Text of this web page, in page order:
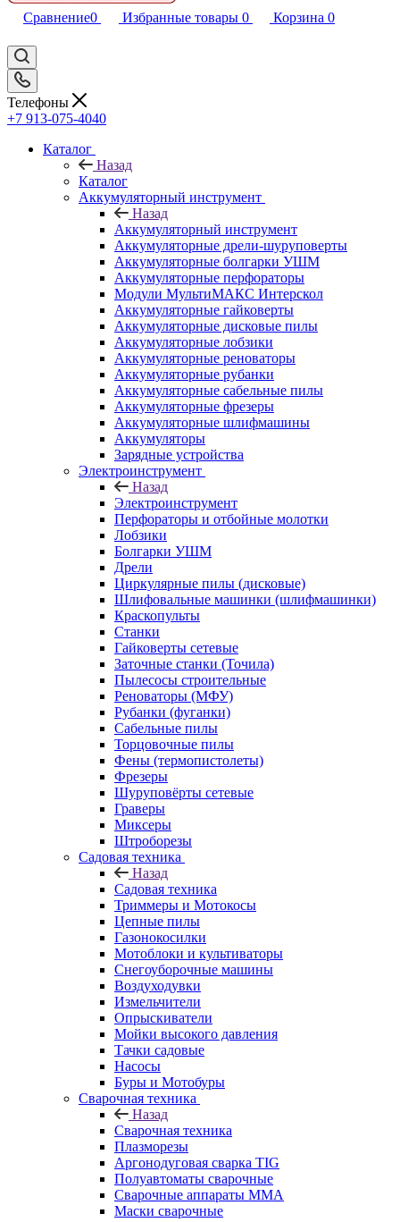
Сравнение0 Избранные товары 0 Корзина 0
Телефоны
+7 913-075-4040
Каталог
Назад
Каталог
Аккумуляторный инструмент
Назад
Аккумуляторный инструмент
Аккумуляторные дрели-шуруповерты
Аккумуляторные болгарки УШМ
Аккумуляторные перфораторы
Модули МультиМАКС Интерскол
Аккумуляторные гайковерты
Аккумуляторные дисковые пилы
Аккумуляторные лобзики
Аккумуляторные реноваторы
Аккумуляторные рубанки
Аккумуляторные сабельные пилы
Аккумуляторные фрезеры
Аккумуляторные шлифмашины
Аккумуляторы
Зарядные устройства
Электроинструмент
Назад
Электроинструмент
Перфораторы и отбойные молотки
Лобзики
Болгарки УШМ
Дрели
Циркулярные пилы (дисковые)
Шлифовальные машинки (шлифмашинки)
Краскопульты
Станки
Гайковерты сетевые
Заточные станки (Точила)
Пылесосы строительные
Реноваторы (МФУ)
Рубанки (фуганки)
Сабельные пилы
Торцовочные пилы
Фены (термопистолеты)
Фрезеры
Шуруповёрты сетевые
Граверы
Миксеры
Штроборезы
Садовая техника
Назад
Садовая техника
Триммеры и Мотокосы
Цепные пилы
Газонокосилки
Мотоблоки и культиваторы
Снегоуборочные машины
Воздуходувки
Измельчители
Опрыскиватели
Мойки высокого давления
Тачки садовые
Насосы
Буры и Мотобуры
Сварочная техника
Назад
Сварочная техника
Плазморезы
Аргонодуговая сварка TIG
Полуавтоматы сварочные
Сварочные аппараты ММА
Маски сварочные